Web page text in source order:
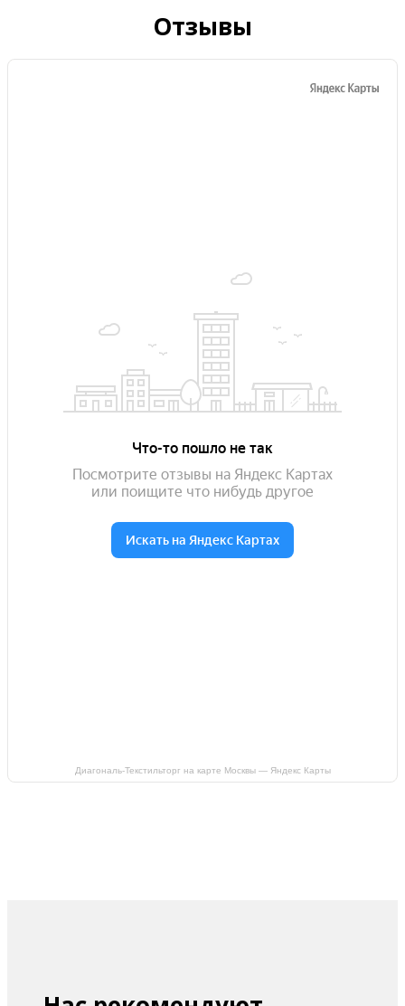
Отзывы
Диагональ-Текстильторг на карте Москвы — Яндекс Карты